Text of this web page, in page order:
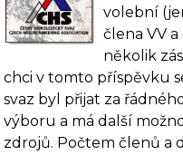
volební
člena VV
několik
chci v tomto příspěvku
svaz byl přijat za
výboru a má další
zdrojů. Počtem členů a